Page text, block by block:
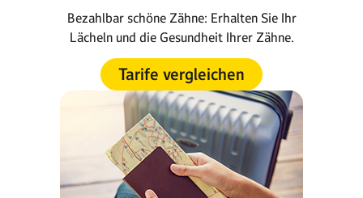
Bezahlbar schöne Zähne: Erhalten Sie Ihr
Lächeln und die Gesundheit Ihrer Zähne.
Tarife vergleichen